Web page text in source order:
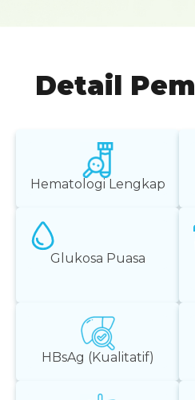
Detail
Hematologi Lengkap
Glukosa Puasa
HBsAg (Kualitatif)